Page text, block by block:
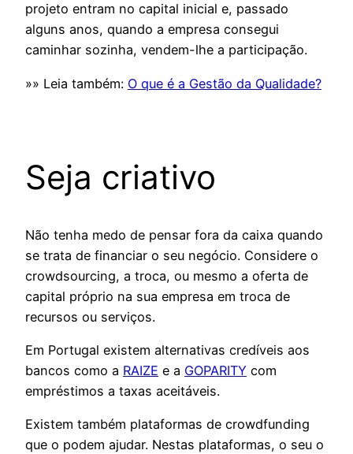
projeto entram no capital inicial e, passado
alguns anos, quando a empresa consegui
caminhar sozinha, vendem-lhe a participação.
»» Leia também: O que é a Gestão da Qualidade?
Seja criativo
Não tenha medo de pensar fora da caixa quando
se trata de financiar o seu negócio. Considere o
crowdsourcing, a troca, ou mesmo a oferta de
capital próprio na sua empresa em troca de
recursos ou serviços.
Em Portugal existem alternativas credíveis aos
bancos como a RAIZE e a GOPARITY com
empréstimos a taxas aceitáveis.
Existem também plataformas de crowdfunding
que o podem ajudar. Nestas plataformas, o seu o